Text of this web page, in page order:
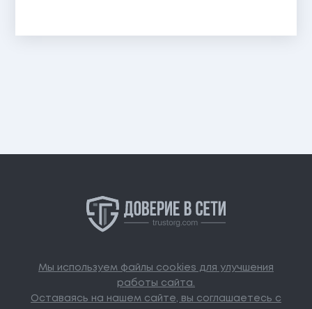
Мы используем файлы cookies для улучшения
работы сайта.
Оставаясь на нашем сайте, вы соглашаетесь с